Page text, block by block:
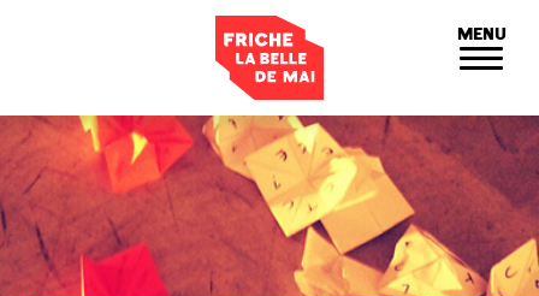
MENU
Panneau de gestion des cookies